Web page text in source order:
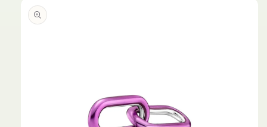
información
del producto